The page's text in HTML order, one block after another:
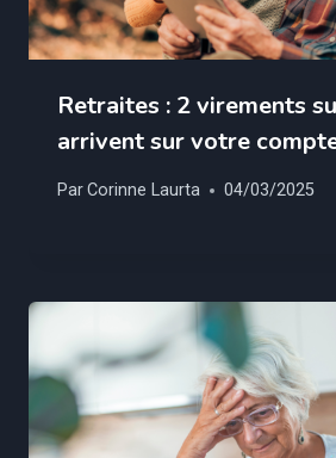
Retraites : 2 virements
arrivent sur votre
ParCorinne Laurta 04/03/2025